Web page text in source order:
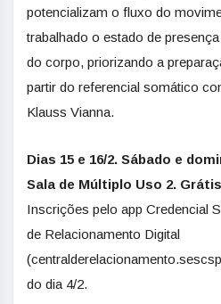
potencializam o fluxo do
trabalhado o estado de
do corpo, priorizando a
partir do referencial somático
Klauss Vianna.
Dias 15 e 16/2. Sábado e
Sala de Múltiplo Uso 2.
Inscrições pelo app Credencial
de Relacionamento Digital
do dia 4/2.